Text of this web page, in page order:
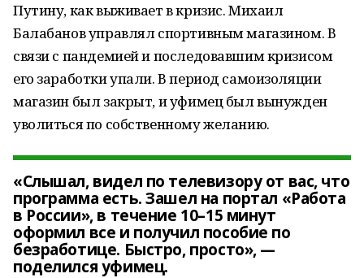
Путину, как выживает в кризис. Михаил
Балабанов управлял спортивным магазином. В
связи с пандемией и последовавшим кризисом
его заработки упали. В период самоизоляции
магазин был закрыт, и уфимец был вынужден
уволиться по собственному желанию.
«Слышал, видел по телевизору от вас, что
программа есть. Зашел на портал «Работа
в России», в течение 10–15 минут
оформил все и получил пособие по
безработице. Быстро, просто», —
поделился уфимец.